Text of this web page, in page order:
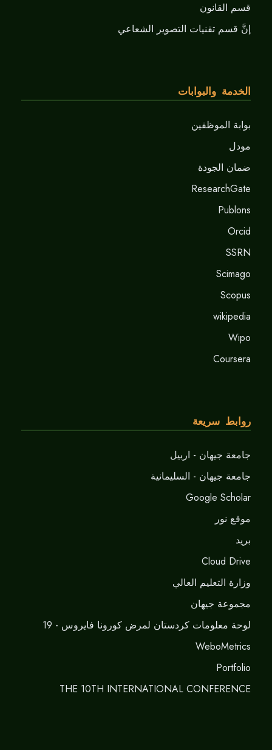
قسم القانون
إنَّ قسم تقنيات التصوير الشعاعي
الخدمة والبوابات
بوابة الموظفين
مودل
ضمان الجودة
ResearchGate
Publons
Orcid
SSRN
Scimago
Scopus
wikipedia
Wipo
Coursera
روابط سريعة
جامعة جيهان - اربيل
جامعة جيهان - السليمانية
Google Scholar
موقع نور
برید
Cloud Drive
وزارة التعليم العالي
مجموعة جيهان
لوحة معلومات كردستان لمرض كورونا فايروس - 19
WeboMetrics
Portfolio
THE 10TH INTERNATIONAL CONFERENCE